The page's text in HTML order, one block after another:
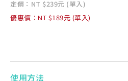
定價：NT $239元 (單入)
優惠價：NT $189元 (單入)
使用方法